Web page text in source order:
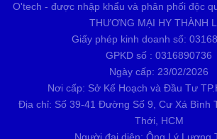
O'tech - được nhập khẩu và phân phối độc
THƯƠNG MẠI HY THÀNH
Giấy phép kinh doanh số:
GPKD số : 0316890736
Ngày cấp: 23/02/2026
Nơi cấp: Sở Kế Hoạch và Đầu Tư
Địa chỉ: Số 39-41 Đường Số 9, Cư Xá Bình
Thới, HCM